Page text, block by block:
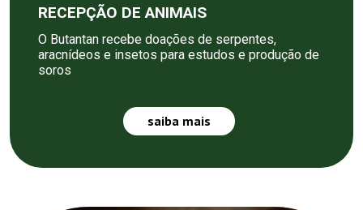
RECEPÇÃO DE ANIMAIS
O Butantan recebe doações de serpentes,
aracnídeos e insetos para estudos e produção de
soros
saiba mais